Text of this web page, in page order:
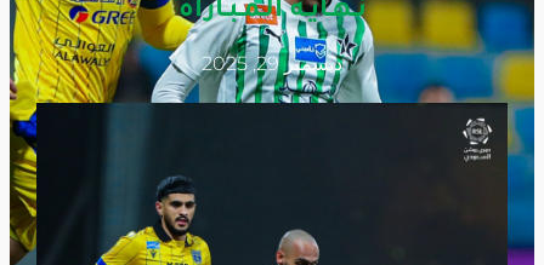
نـهـايـة الـمـبـاراة
ديسمبر 29, 2025